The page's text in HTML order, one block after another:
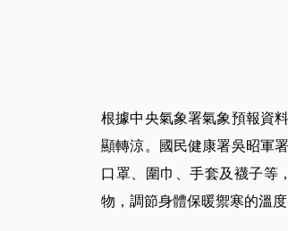
根據中央氣象署氣象預報資
顯轉涼。國民健康署吳昭軍
口罩、圍巾、手套及襪子等
物，調節身體保暖禦寒的溫